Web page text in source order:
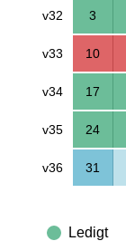
v32 3
v33 10
v34 17
v35 24
v36 31
Ledigt